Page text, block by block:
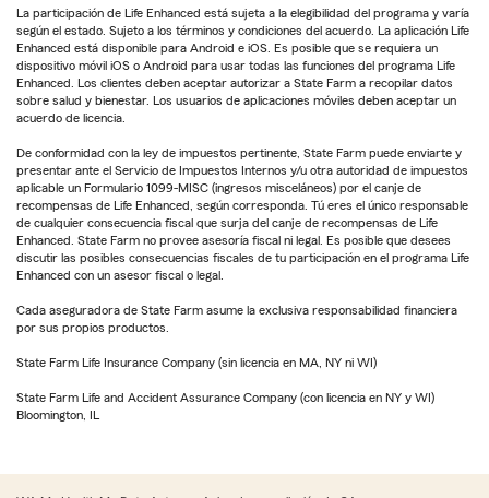
La participación de Life Enhanced está sujeta a la elegibilidad del programa y varía
según el estado. Sujeto a los términos y condiciones del acuerdo. La aplicación Life
Enhanced está disponible para Android e iOS. Es posible que se requiera un
dispositivo móvil iOS o Android para usar todas las funciones del programa Life
Enhanced. Los clientes deben aceptar autorizar a State Farm a recopilar datos
sobre salud y bienestar. Los usuarios de aplicaciones móviles deben aceptar un
acuerdo de licencia.
De conformidad con la ley de impuestos pertinente, State Farm puede enviarte y
presentar ante el Servicio de Impuestos Internos y/u otra autoridad de impuestos
aplicable un Formulario 1099-MISC (ingresos misceláneos) por el canje de
recompensas de Life Enhanced, según corresponda. Tú eres el único responsable
de cualquier consecuencia fiscal que surja del canje de recompensas de Life
Enhanced. State Farm no provee asesoría fiscal ni legal. Es posible que desees
discutir las posibles consecuencias fiscales de tu participación en el programa Life
Enhanced con un asesor fiscal o legal.
Cada aseguradora de State Farm asume la exclusiva responsabilidad financiera
por sus propios productos.
State Farm Life Insurance Company (sin licencia en MA, NY ni WI)
State Farm Life and Accident Assurance Company (con licencia en NY y WI)
Bloomington, IL